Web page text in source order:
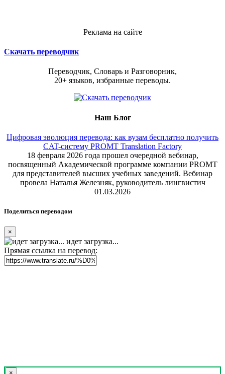
Реклама на сайте
Скачать переводчик
Переводчик, Словарь и Разговорник,
20+ языков, избранные переводы.
Наш Блог
Цифровая эволюция перевода: как вузам бесплатно получить
CAT-систему PROMT Translation Factory
18 февраля 2026 года прошел очередной вебинар,
посвященный Академической программе компании PROMT
для представителей высших учебных заведений. Вебинар
провела Наталья Железняк, руководитель лингвистич
01.03.2026
Поделиться переводом
×
идет загрузка...
Прямая ссылка на перевод: